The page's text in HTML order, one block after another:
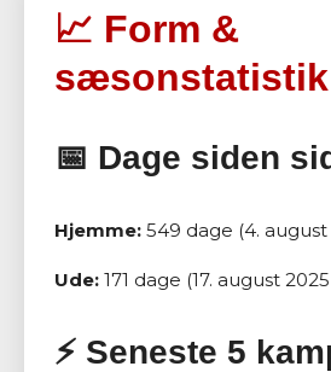
📈 Form &
sæsonstatistik
📅 Dage siden
Hjemme: 549 dage (4. august
Ude: 171 dage (17. august
⚡ Seneste 5